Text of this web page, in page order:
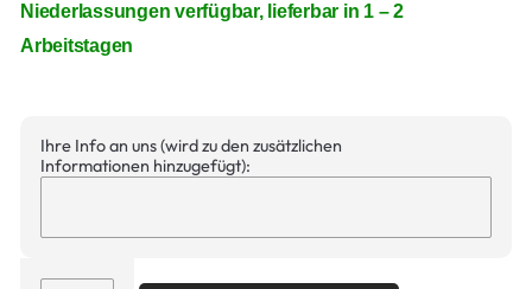
Niederlassungen verfügbar, lieferbar in 1 – 2
Arbeitstagen
Ihre Info an uns (wird zu den zusätzlichen
Informationen hinzugefügt):